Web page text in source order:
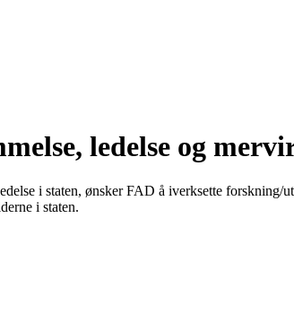
ledelse og
i staten, ønsker FAD å iverksette
i staten.